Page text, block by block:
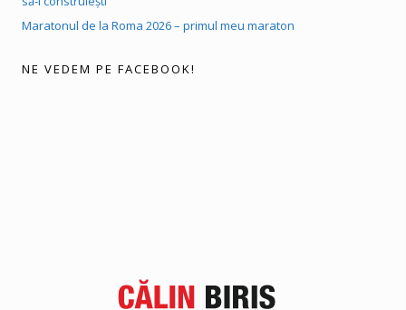
Maratonul de la Roma 2026 – primul meu maraton
NE VEDEM PE FACEBOOK!